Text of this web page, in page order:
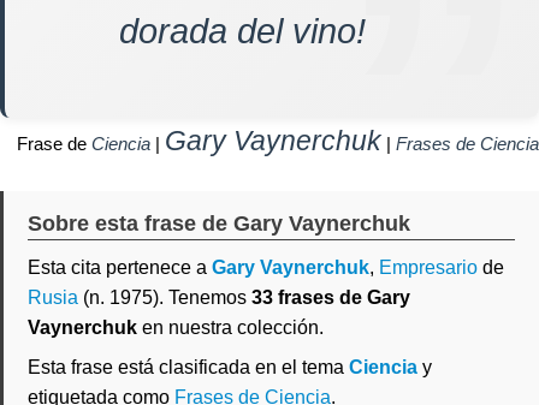
dorada del vino!
Frase de Ciencia | Gary Vaynerchuk | Frases de Ciencia
Sobre esta frase de Gary Vaynerchuk
Esta cita pertenece a Gary Vaynerchuk, Empresario de
Rusia (n. 1975). Tenemos 33 frases de Gary
Vaynerchuk en nuestra colección.
Esta frase está clasificada en el tema Ciencia y
etiquetada como Frases de Ciencia.